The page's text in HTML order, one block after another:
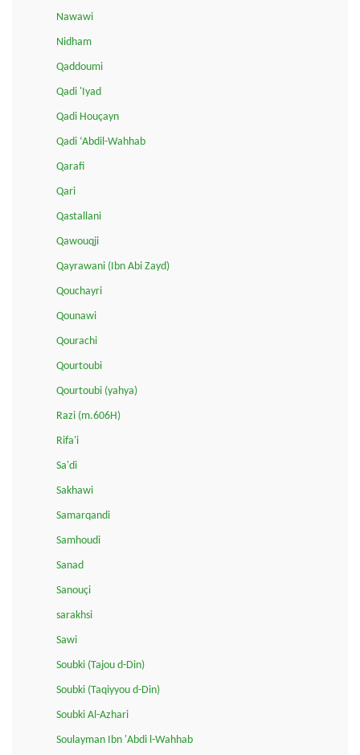
Nawawi
Nidham
Qaddoumi
Qadi 'Iyad
Qadi Houçayn
Qadi ‘Abdil-Wahhab
Qarafi
Qari
Qastallani
Qawouqji
Qayrawani (Ibn Abi Zayd)
Qouchayri
Qounawi
Qourachi
Qourtoubi
Qourtoubi (yahya)
Razi (m.606H)
Rifa'i
Sa'di
Sakhawi
Samarqandi
Samhoudi
Sanad
Sanouçi
sarakhsi
Sawi
Soubki (Tajou d-Din)
Soubki (Taqiyyou d-Din)
Soubki Al-Azhari
Soulayman Ibn 'Abdi l-Wahhab